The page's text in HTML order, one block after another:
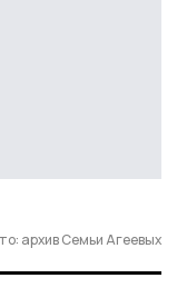
архив Семьи Агеевых